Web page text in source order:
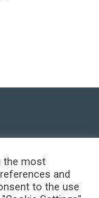
the most
and
to the use